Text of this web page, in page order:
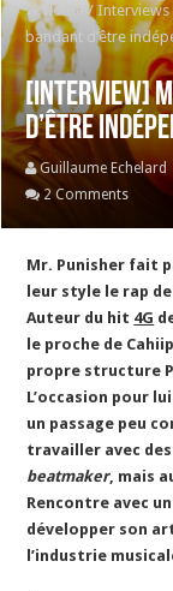
Home / Interviews
bandant d’être
[Interview]
d’être
Guillaume Echelard
2 Comments
Mr. Punisher fait
leur style le rap
Auteur du hit 4G
le proche de
propre structure
L’occasion pour
un passage peu
travailler avec
beatmaker, mais
Rencontre avec
développer son
l’industrie